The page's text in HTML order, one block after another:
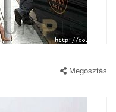
Megosztás